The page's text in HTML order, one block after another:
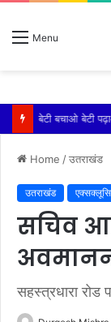
Menu
विशिष्ट पहचान
Home /उतराखंड
उतराखंड
सचिव
सहस्त्रधारा रोड